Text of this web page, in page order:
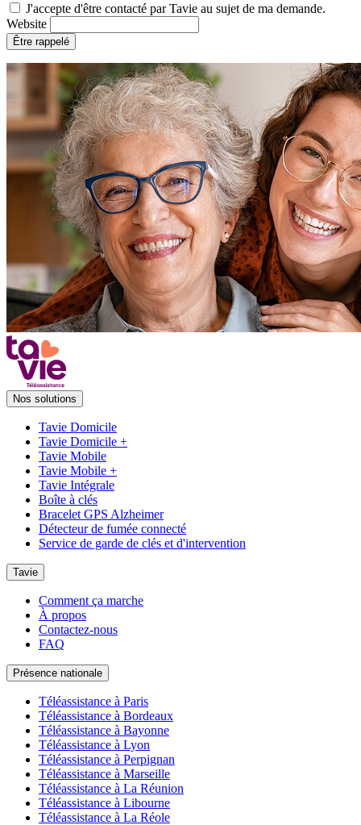
J'accepte d'être contacté par Tavie au sujet de ma demande.
Website
Être rappelé
Nos solutions
Tavie Domicile
Tavie Domicile +
Tavie Mobile
Tavie Mobile +
Tavie Intégrale
Boîte à clés
Bracelet GPS Alzheimer
Détecteur de fumée connecté
Service de garde de clés et d'intervention
Tavie
Comment ça marche
À propos
Contactez-nous
FAQ
Présence nationale
Téléassistance à Paris
Téléassistance à Bordeaux
Téléassistance à Bayonne
Téléassistance à Lyon
Téléassistance à Perpignan
Téléassistance à Marseille
Téléassistance à La Réunion
Téléassistance à Libourne
Téléassistance à La Réole